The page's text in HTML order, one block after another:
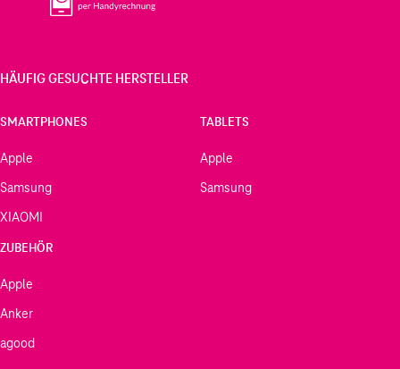
HÄUFIG GESUCHTE HERSTELLER
SMARTPHONES
Apple
Samsung
XIAOMI
TABLETS
Apple
Samsung
ZUBEHÖR
Apple
Anker
agood